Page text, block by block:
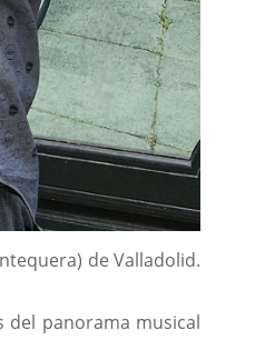
de Valladolid.
del panorama musical